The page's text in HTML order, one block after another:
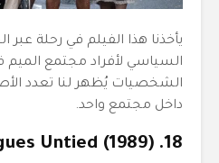
يأخذنا هذا الفيلم في رحلة عبر
السياسي لأفراد مجتمع الميم
الشخصيات يُظهر لنا تعدد
داخل مجتمع واحد.
18. Tongues Untied (1989)